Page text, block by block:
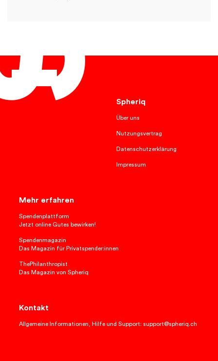
Spheriq
Über uns
Nutzungsvertrag
Datenschutzerklärung
Impressum
Mehr erfahren
Spendenplattform
Jetzt online Gutes bewirken!
Spendenmagazin
Das Magazin für Privatspender:innen
ThePhilanthropist
Das Magazin von Spheriq
Kontakt
Allgemeine Informationen, Hilfe und Support: support@spheriq.ch